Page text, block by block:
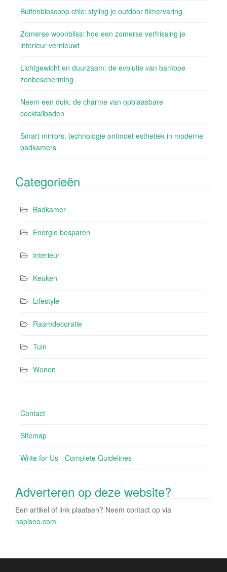
Buitenbioscoop chic: styling je outdoor filmervaring
Zomerse woonbliss: hoe een zomerse verfrissing je
interieur vernieuwt
Lichtgewicht en duurzaam: de evolutie van bamboe
zonbescherming
Neem een duik: de charme van opblaasbare
cocktailbaden
Smart mirrors: technologie ontmoet esthetiek in moderne
badkamers
Categorieën
Badkamer
Energie besparen
Interieur
Keuken
Lifestyle
Raamdecoratie
Tuin
Wonen
Contact
Sitemap
Write for Us - Complete Guidelines
Adverteren op deze website?
Een artikel of link plaatsen? Neem contact op via
napiseo.com.